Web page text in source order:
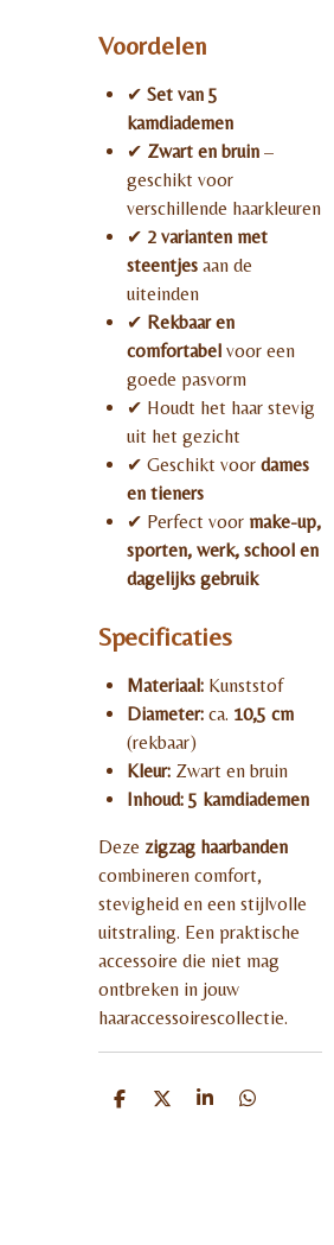
Voordelen
✔ Set van 5
kamdiademen
✔ Zwart en bruin –
geschikt voor
verschillende haarkleuren
✔ 2 varianten met
steentjes aan de
uiteinden
✔ Rekbaar en
comfortabel voor een
goede pasvorm
✔ Houdt het haar stevig
uit het gezicht
✔ Geschikt voor dames
en tieners
✔ Perfect voor make-up,
sporten, werk, school en
dagelijks gebruik
Specificaties
Materiaal: Kunststof
Diameter: ca. 10,5 cm
(rekbaar)
Kleur: Zwart en bruin
Inhoud: 5 kamdiademen
Deze zigzag haarbanden
combineren comfort,
stevigheid en een stijlvolle
uitstraling. Een praktische
accessoire die niet mag
ontbreken in jouw
haaraccessoirescollectie.
D
D
S
D